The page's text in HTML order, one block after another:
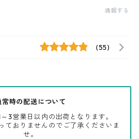
通報する
(55)
常時の配送について
3営業日以内の出荷となります。
ておりませんのでご了承くださいま
せ。